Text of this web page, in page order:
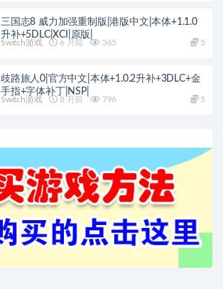
三国志8 威力加强重制版|港版中文|本体+1.1.0
升补+5DLC|XCI|原版|
Switch游戏 6 月前 365 5
歧路旅人0|官方中文|本体+1.0.2升补+3DLC+金
手指+字体补丁|NSP|
Switch游戏 8 月前 796 5